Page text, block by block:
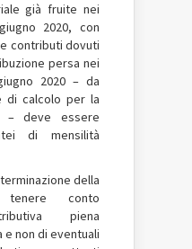
già fruite nei
2020, con
contributi dovuti
persa nei
2020 – da
di calcolo per la
– deve essere
di mensilità
della
tenere conto
piena
non di eventuali